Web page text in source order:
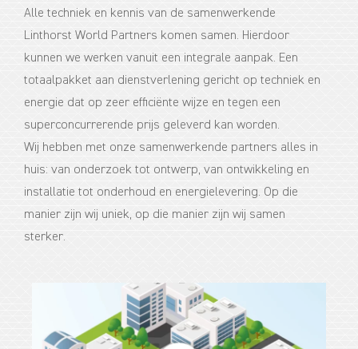
Alle techniek en kennis van de samenwerkende
Linthorst World Partners komen samen. Hierdoor
kunnen we werken vanuit een integrale aanpak. Een
totaalpakket aan dienstverlening gericht op techniek en
energie dat op zeer efficiënte wijze en tegen een
superconcurrerende prijs geleverd kan worden.
Wij hebben met onze samenwerkende partners alles in
huis: van onderzoek tot ontwerp, van ontwikkeling en
installatie tot onderhoud en energielevering. Op die
manier zijn wij uniek, op die manier zijn wij samen
sterker.